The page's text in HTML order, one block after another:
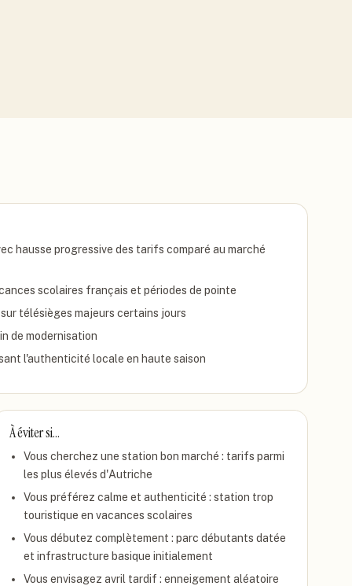
hausse progressive des tarifs comparé au marché
scolaires français et périodes de pointe
télésièges majeurs certains jours
de modernisation
l'authenticité locale en haute saison
À éviter si…
Vous cherchez une station bon marché : tarifs parmi
les plus élevés d'Autriche
Vous préférez calme et authenticité : station trop
touristique en vacances scolaires
Vous débutez complètement : parc débutants datée
et infrastructure basique initialement
Vous envisagez avril tardif : enneigement aléatoire